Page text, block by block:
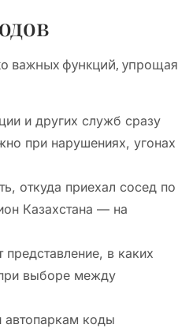
важных функций, упрощая
и других служб сразу
при нарушениях, угонах
откуда приехал сосед по
Казахстана — на
в каких
выборе между
автопаркам коды